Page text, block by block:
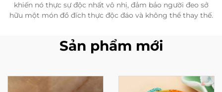
khiến nó thực sự độc nhất vô nhị, đảm bảo người đeo sở
hữu một món đồ đích thực độc đáo và không thể thay thế.
Sản phẩm mới